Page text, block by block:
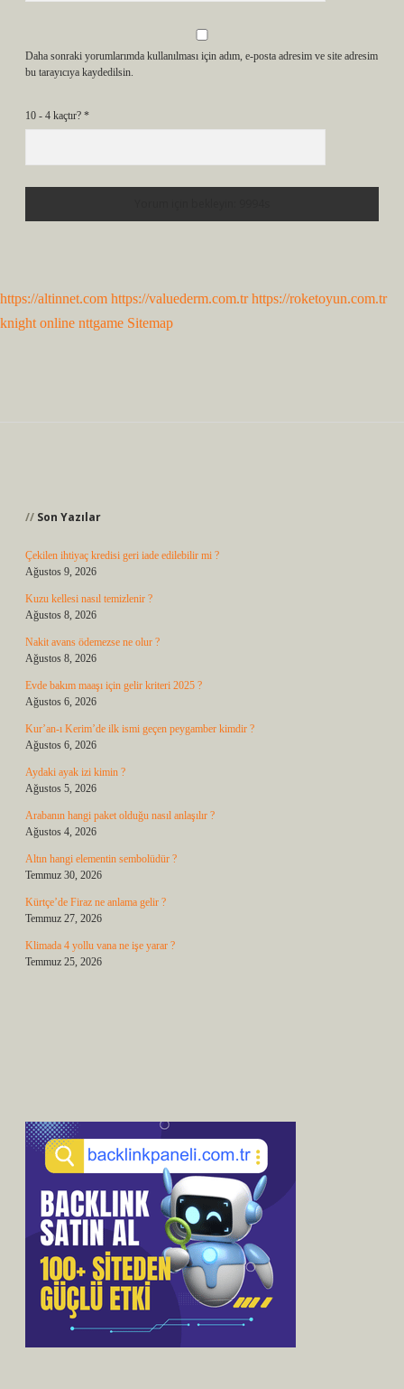
Daha sonraki yorumlarımda kullanılması için adım, e-posta adresim ve site adresim
bu tarayıcıya kaydedilsin.
10 - 4 kaçtır? *
https://altinnet.com https://valuederm.com.tr https://roketoyun.com.tr
knight online nttgame Sitemap
Son Yazılar
Çekilen ihtiyaç kredisi geri iade edilebilir mi ?
Ağustos 9, 2026
Kuzu kellesi nasıl temizlenir ?
Ağustos 8, 2026
Nakit avans ödemezse ne olur ?
Ağustos 8, 2026
Evde bakım maaşı için gelir kriteri 2025 ?
Ağustos 6, 2026
Kur’an-ı Kerim’de ilk ismi geçen peygamber kimdir ?
Ağustos 6, 2026
Aydaki ayak izi kimin ?
Ağustos 5, 2026
Arabanın hangi paket olduğu nasıl anlaşılır ?
Ağustos 4, 2026
Altın hangi elementin sembolüdür ?
Temmuz 30, 2026
Kürtçe’de Firaz ne anlama gelir ?
Temmuz 27, 2026
Klimada 4 yollu vana ne işe yarar ?
Temmuz 25, 2026